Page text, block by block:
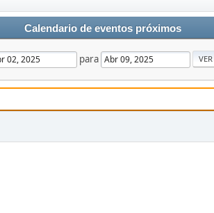
Calendario de eventos próximos
para